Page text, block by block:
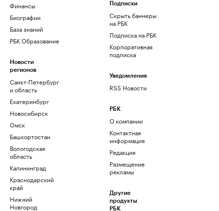
Финансы
Биографии
База знаний
РБК Образование
Новости
регионов
Санкт-Петербург
и область
Екатеринбург
Новосибирск
Омск
Башкортостан
Вологодская
область
Калининград
Краснодарский
край
Нижний
Новгород
Подписки
Скрыть баннеры
на РБК
Подписка на РБК
Корпоративная
подписка
Уведомления
RSS Новости
РБК
О компании
Контактная
информация
Редакция
Размещение
рекламы
Другие
продукты
РБК